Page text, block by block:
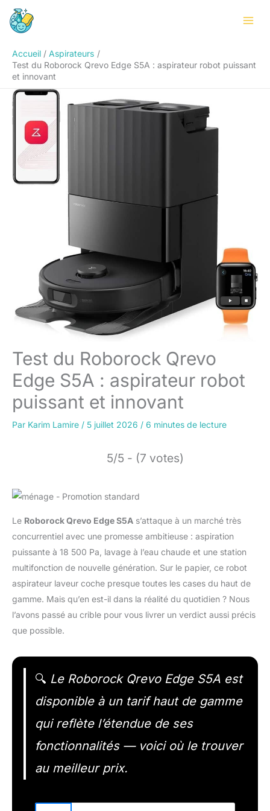
Aller
Accueil
Aspirateurs
Test du Roborock Qrevo Edge S5A : aspirateur robot puissant
et innovant
Test du Roborock Qrevo
Edge S5A : aspirateur robot
puissant et innovant
Par Karim Lamire / 5 juillet 2026 / 6 minutes de lecture
5/5 - (7 votes)
Le Roborock Qrevo Edge S5A s’attaque à un marché très
concurrentiel avec une promesse ambitieuse : aspiration
puissante à 18 500 Pa, lavage à l’eau chaude et une station
multifonction de nouvelle génération. Sur le papier, ce robot
aspirateur laveur coche presque toutes les cases du haut de
gamme. Mais qu’en est-il dans la réalité du quotidien ? Nous
l’avons passé au crible pour vous livrer un verdict aussi précis
que possible.
🔍 Le Roborock Qrevo Edge S5A est
disponible à un tarif haut de gamme
qui reflète l’étendue de ses
fonctionnalités — voici où le trouver
au meilleur prix.
Rechercher